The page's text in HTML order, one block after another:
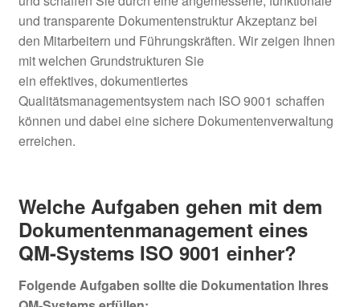
öffnen
und transparente Dokumentenstruktur Akzeptanz bei
den Mitarbeitern und Führungskräften. Wir zeigen Ihnen
mit welchen Grundstrukturen Sie
ein effektives, dokumentiertes
Qualitätsmanagementsystem nach ISO 9001 schaffen
können und dabei eine sichere Dokumentenverwaltung
erreichen.
Welche Aufgaben gehen mit dem
Dokumentenmanagement eines
QM-Systems ISO 9001 einher?
Folgende Aufgaben sollte die Dokumentation Ihres